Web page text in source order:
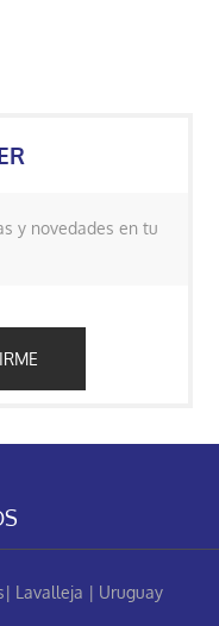
y novedades en tu
Lavalleja | Uruguay